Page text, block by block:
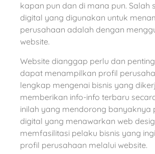
kapan pun dan di mana pun. Salah
digital yang digunakan untuk
perusahaan adalah dengan
website.
Website dianggap perlu dan
dapat menampilkan profil
lengkap mengenai bisnis yang
memberikan info-info terbaru
inilah yang mendorong banyaknya
digital yang menawarkan web
memfasilitasi pelaku bisnis yang
profil perusahaan melalui website.